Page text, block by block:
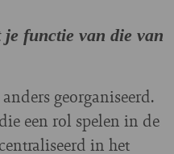
functie van die van
georganiseerd.
een rol spelen in de
in het